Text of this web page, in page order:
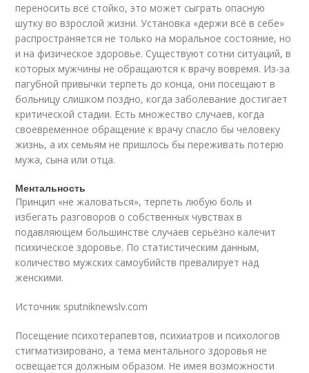
переносить всё стойко, это может сыграть опасную
шутку во взрослой жизни. Установка «держи всё в себе»
распространяется не только на моральное состояние, но
и на физическое здоровье. Существуют сотни ситуаций, в
которых мужчины не обращаются к врачу вовремя. Из-за
пагубной привычки терпеть до конца, они посещают в
больницу слишком поздно, когда заболевание достигает
критической стадии. Есть множество случаев, когда
своевременное обращение к врачу спасло бы человеку
жизнь, а их семьям не пришлось бы переживать потерю
мужа, сына или отца.
Ментальность
Принцип «не жаловаться», терпеть любую боль и
избегать разговоров о собственных чувствах в
подавляющем большинстве случаев серьёзно калечит
психическое здоровье. По статистическим данным,
количество мужских самоубийств превалирует над
женскими.
Источник sputniknewslv.com
Посещение психотерапевтов, психиатров и психологов
стигматизировано, а тема ментального здоровья не
освещается должным образом. Не имея возможности